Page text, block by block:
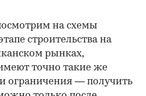
на схемы
строительства на
рынках,
точно такие же
ограничения — получить